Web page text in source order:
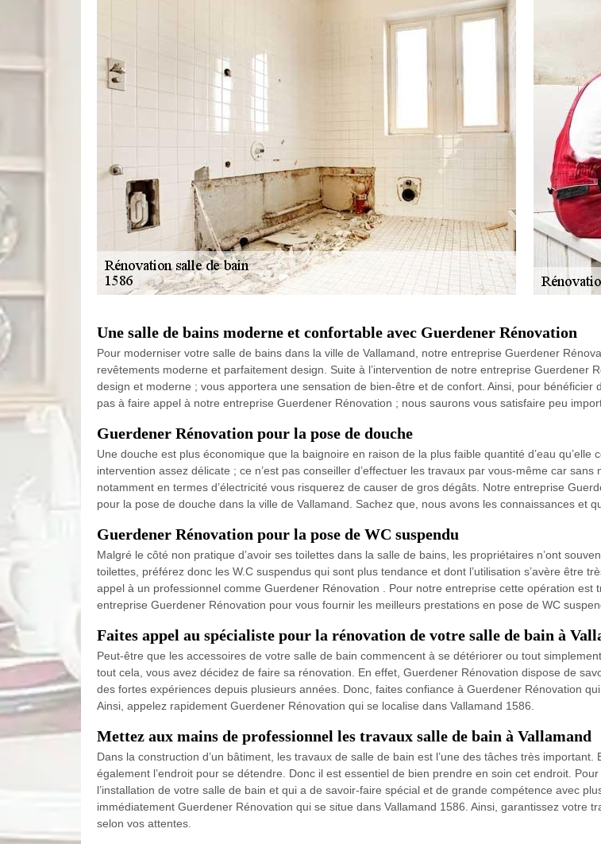
Une salle de bains moderne et confortable avec Guerdener Rénovation
Pour moderniser votre salle de bains dans la ville de Vallamand, notre entreprise Guerdener
revêtements moderne et parfaitement design. Suite à l’intervention de notre entreprise Guerdener
design et moderne ; vous apportera une sensation de bien-être et de confort. Ainsi, pour bénéficier
pas à faire appel à notre entreprise Guerdener Rénovation ; nous saurons vous satisfaire peu
Guerdener Rénovation pour la pose de douche
Une douche est plus économique que la baignoire en raison de la plus faible quantité d’eau
intervention assez délicate ; ce n’est pas conseiller d’effectuer les travaux par vous-même car
notamment en termes d’électricité vous risquerez de causer de gros dégâts. Notre entreprise
pour la pose de douche dans la ville de Vallamand. Sachez que, nous avons les connaissances et
Guerdener Rénovation pour la pose de WC suspendu
Malgré le côté non pratique d’avoir ses toilettes dans la salle de bains, les propriétaires n’ont
toilettes, préférez donc les W.C suspendus qui sont plus tendance et dont l’utilisation s’avère être
appel à un professionnel comme Guerdener Rénovation . Pour notre entreprise cette opération
entreprise Guerdener Rénovation pour vous fournir les meilleurs prestations en pose de WC
Faites appel au spécialiste pour la rénovation de votre salle de bain à
Peut-être que les accessoires de votre salle de bain commencent à se détériorer ou tout
tout cela, vous avez décidez de faire sa rénovation. En effet, Guerdener Rénovation dispose de
des fortes expériences depuis plusieurs années. Donc, faites confiance à Guerdener Rénovation
Ainsi, appelez rapidement Guerdener Rénovation qui se localise dans Vallamand 1586.
Mettez aux mains de professionnel les travaux salle de bain à Vallamand
Dans la construction d’un bâtiment, les travaux de salle de bain est l’une des tâches très
également l’endroit pour se détendre. Donc il est essentiel de bien prendre en soin cet endroit.
l’installation de votre salle de bain et qui a de savoir-faire spécial et de grande compétence avec
immédiatement Guerdener Rénovation qui se situe dans Vallamand 1586. Ainsi, garantissez votre
selon vos attentes.